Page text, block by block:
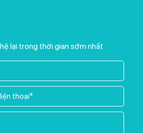
lại trong thời gian sớm nhất